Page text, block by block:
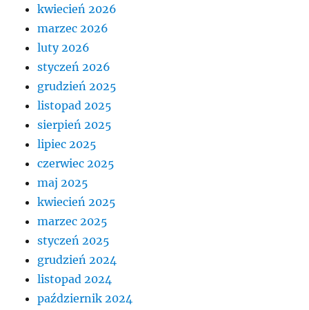
kwiecień 2026
marzec 2026
luty 2026
styczeń 2026
grudzień 2025
listopad 2025
sierpień 2025
lipiec 2025
czerwiec 2025
maj 2025
kwiecień 2025
marzec 2025
styczeń 2025
grudzień 2024
listopad 2024
październik 2024